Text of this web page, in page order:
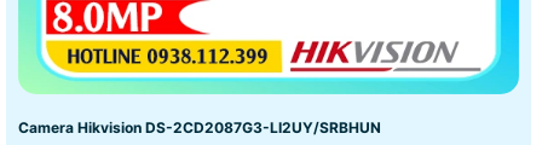
Camera Hikvision DS-2CD2087G3-LI2UY/SRBHUN